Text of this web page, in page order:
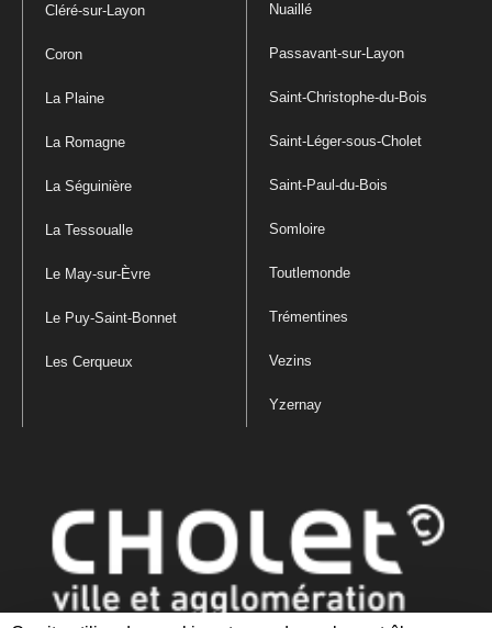
Cléré-sur-Layon
Coron
La Plaine
La Romagne
La Séguinière
La Tessoualle
Le May-sur-Èvre
Le Puy-Saint-Bonnet
Les Cerqueux
Nuaillé
Passavant-sur-Layon
Saint-Christophe-du-Bois
Saint-Léger-sous-Cholet
Saint-Paul-du-Bois
Somloire
Toutlemonde
Trémentines
Vezins
Yzernay